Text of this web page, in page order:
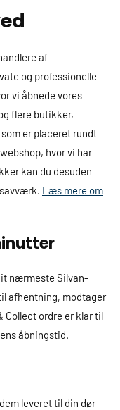
af
og professionelle
vi åbnede vores
flere butikker,
er placeret rundt
hvor vi har
kan du desuden
Læs mere om
nærmeste Silvan-
afhentning, modtager
Collect ordre er klar til
åbningstid.
leveret til din dør